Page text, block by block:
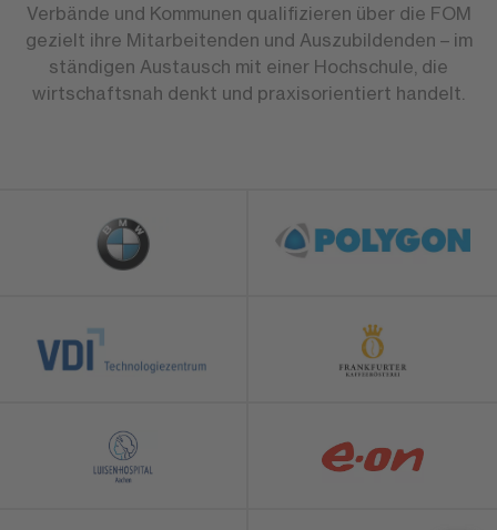
Verbände und Kommunen qualifizieren über die FOM
gezielt ihre Mitarbeitenden und Auszubildenden – im
ständigen Austausch mit einer Hochschule, die
wirtschaftsnah denkt und praxisorientiert handelt.